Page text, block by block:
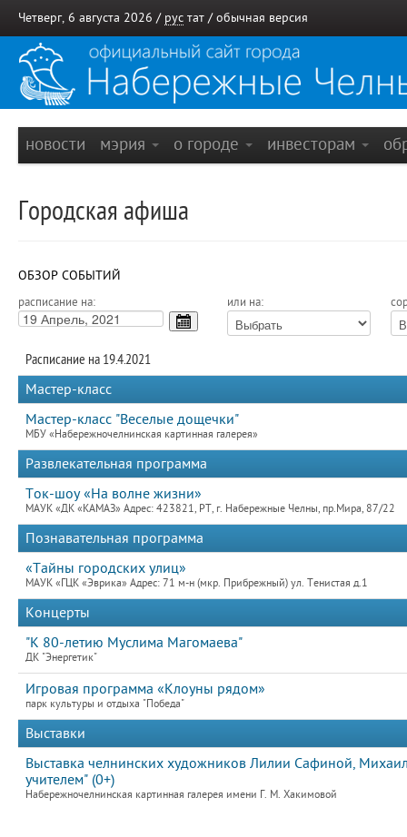
Четверг, 6 августа 2026 / рус тат / обычная версия
новости мэрия о городе инвесторам
Городская афиша
ОБЗОР СОБЫТИЙ
расписание на: или на:
Расписание на 19.4.2021
Мастер-класс
Мастер-класс "Веселые дощечки"
МБУ «Набережночелнинская картинная галерея»
Развлекательная программа
Ток-шоу «На волне жизни»
МАУК «ДК «КАМАЗ» Адрес: 423821, РТ, г. Набережные Челны, пр.Мира, 87/22
Познавательная программа
«Тайны городских улиц»
МАУК «ГЦК «Эврика» Адрес: 71 м-н (мкр. Прибрежный) ул. Тенистая д.1
Концерты
"К 80-летию Муслима Магомаева"
ДК "Энергетик"
Игровая программа «Клоуны рядом»
парк культуры и отдыха "Победа"
Выставки
Выставка челнинских художников Лилии Сафиной,
учителем" (0+)
Набережночелнинская картинная галерея имени Г. М. Хакимовой